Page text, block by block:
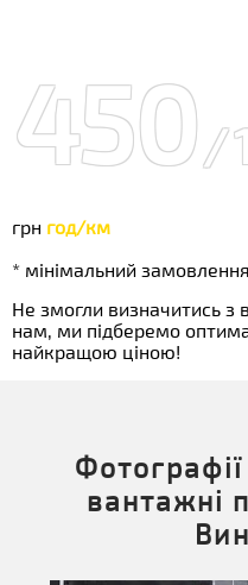
450/
грн год/км
* мінімальний
Не змогли визначитись з
нам, ми підберемо
найкращою ціною!
вантажні